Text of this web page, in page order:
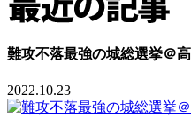
難攻不落最強の城総選挙＠
2022.10.23